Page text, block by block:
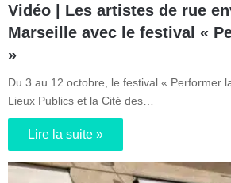
Vidéo | Les artistes de rue
Marseille avec le festival «
»
Du 3 au 12 octobre, le festival « Performer
Lieux Publics et la Cité des…
Lire la suite »